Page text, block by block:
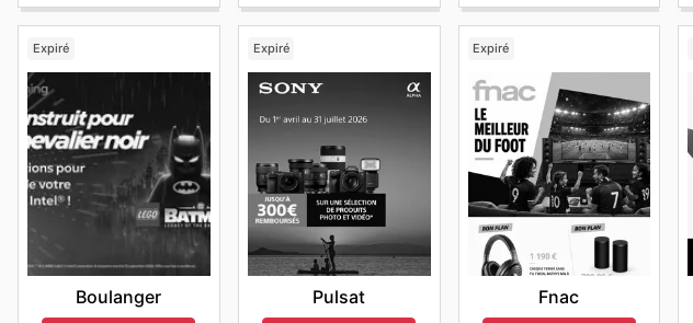
Expiré
Boulanger
Expiré
Pulsat
Expiré
Fnac